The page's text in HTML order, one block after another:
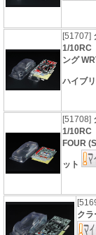
[51707]
1/10RC
ング
ハイブ
[51708]
1/10RC
FOUR
ット
クラ